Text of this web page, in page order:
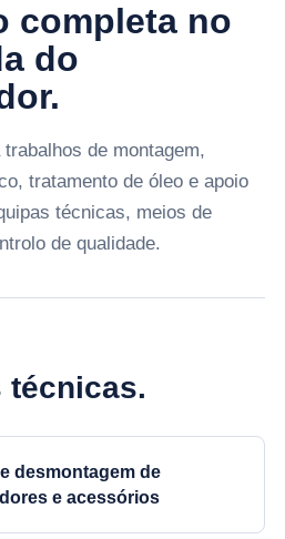
completa no
do
de montagem,
tratamento de óleo e apoio
técnicas, meios de
de qualidade.
técnicas.
desmontagem de
e acessórios